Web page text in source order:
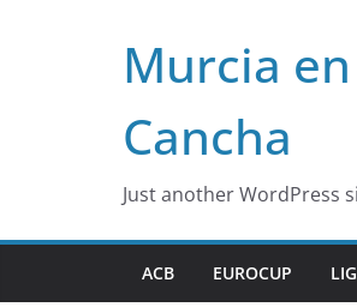
Murcia
Cancha
Just another WordPress
ACB EUROCUP